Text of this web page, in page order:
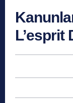
L’esprit